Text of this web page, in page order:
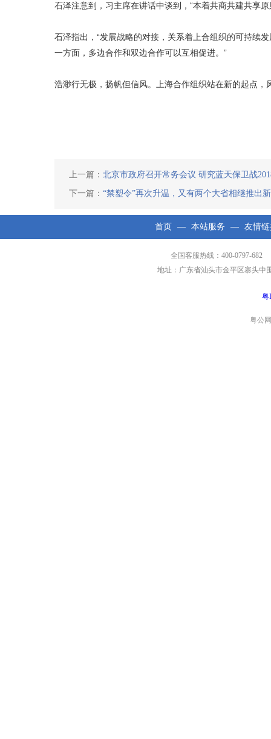
石泽注意到，习主席在讲话中谈到，“本着共商共建共享原
石泽指出，“发展战略的对接，关系着上合组织的可持续
一方面，多边合作和双边合作可以互相促进。”
浩渺行无极，扬帆但信风。上海合作组织站在新的起点，
上一篇： 北京市政府召开常务会议 研究蓝天保卫战
下一篇： “禁塑令”再次升温，又有两个大省相继推出
首页 — 本站服务 — 友情
全国客服热线：400-0797-
地址：广东省汕头市金平区寨头
粤
粤公